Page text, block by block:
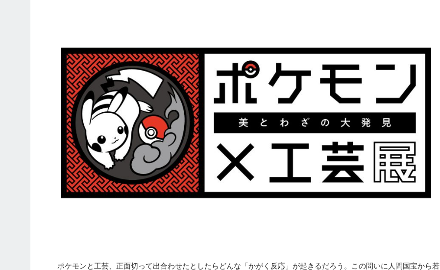
ポケモンと工芸、正面切って出合わせたとしたらどんな「かがく反応」が起きるだろう。この問いに人間国宝から若